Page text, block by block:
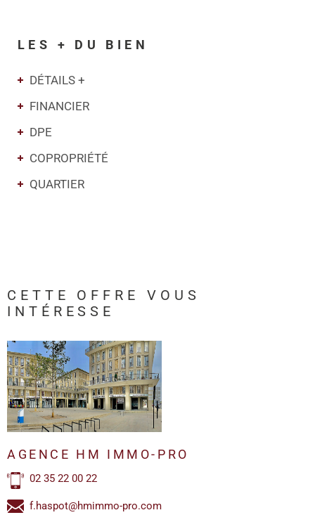
LES + DU BIEN
DÉTAILS +
FINANCIER
DPE
COPROPRIÉTÉ
QUARTIER
CETTE OFFRE
VOUS
INTÉRESSE
AGENCE HM IMMO-PRO
02 35 22 00 22
f.haspot@hmimmo-pro.com